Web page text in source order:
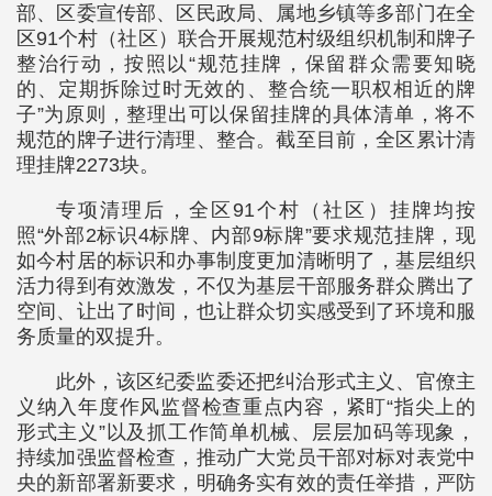
部、区委宣传部、区民政局、属地乡镇等多部门在全
区91个村（社区）联合开展规范村级组织机制和牌子
整治行动，按照以“规范挂牌，保留群众需要知晓
的、定期拆除过时无效的、整合统一职权相近的牌
子”为原则，整理出可以保留挂牌的具体清单，将不
规范的牌子进行清理、整合。截至目前，全区累计清
理挂牌2273块。
专项清理后，全区91个村（社区）挂牌均按
照“外部2标识4标牌、内部9标牌”要求规范挂牌，现
如今村居的标识和办事制度更加清晰明了，基层组织
活力得到有效激发，不仅为基层干部服务群众腾出了
空间、让出了时间，也让群众切实感受到了环境和服
务质量的双提升。
此外，该区纪委监委还把纠治形式主义、官僚主
义纳入年度作风监督检查重点内容，紧盯“指尖上的
形式主义”以及抓工作简单机械、层层加码等现象，
持续加强监督检查，推动广大党员干部对标对表党中
央的新部署新要求，明确务实有效的责任举措，严防